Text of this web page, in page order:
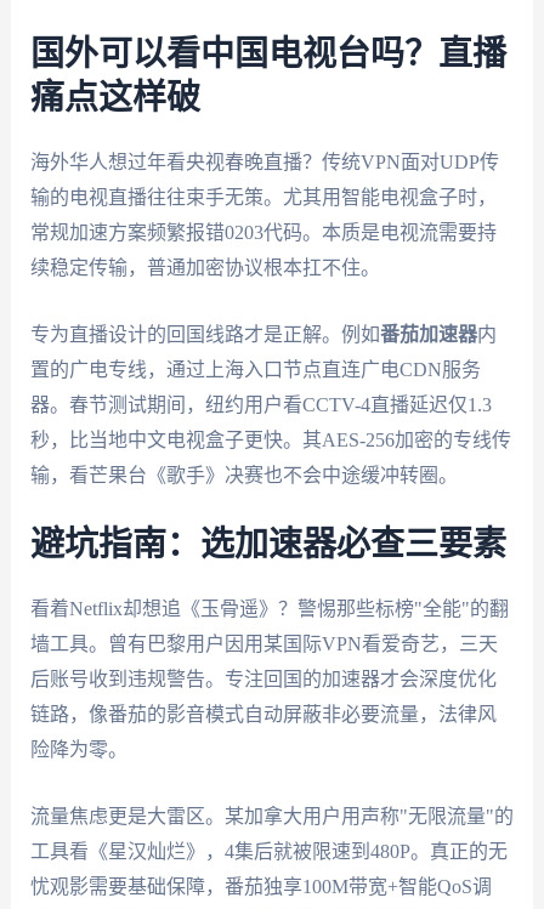
国外可以看中国电视台吗？直播
痛点这样破
海外华人想过年看央视春晚直播？传统VPN面对UDP传
输的电视直播往往束手无策。尤其用智能电视盒子时，
常规加速方案频繁报错0203代码。本质是电视流需要持
续稳定传输，普通加密协议根本扛不住。
专为直播设计的回国线路才是正解。例如番茄加速器内
置的广电专线，通过上海入口节点直连广电CDN服务
器。春节测试期间，纽约用户看CCTV-4直播延迟仅1.3
秒，比当地中文电视盒子更快。其AES-256加密的专线传
输，看芒果台《歌手》决赛也不会中途缓冲转圈。
避坑指南：选加速器必查三要素
看着Netflix却想追《玉骨遥》？警惕那些标榜"全能"的翻
墙工具。曾有巴黎用户因用某国际VPN看爱奇艺，三天
后账号收到违规警告。专注回国的加速器才会深度优化
链路，像番茄的影音模式自动屏蔽非必要流量，法律风
险降为零。
流量焦虑更是大雷区。某加拿大用户用声称"无限流量"的
工具看《星汉灿烂》，4集后就被限速到480P。真正的无
忧观影需要基础保障，番茄独享100M带宽+智能QoS调